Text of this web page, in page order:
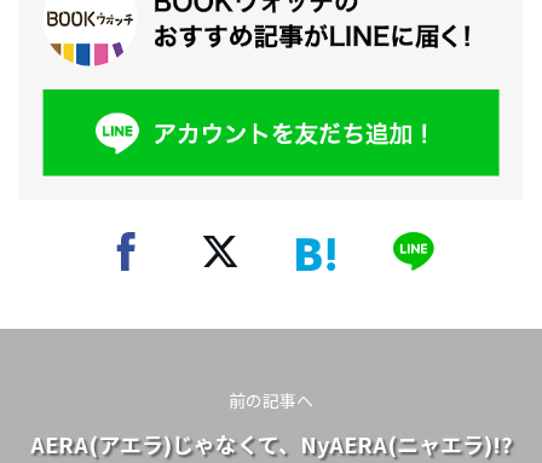
前の記事へ
AERA(アエラ)じゃなくて、NyAERA(ニャエラ)!?